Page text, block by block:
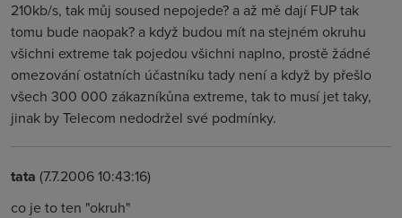
210kb/s, tak můj soused nepojede? a až mě dají FUP tak
tomu bude naopak? a když budou mít na stejném okruhu
všichni extreme tak pojedou všichni naplno, prostě žádné
omezování ostatních účastníku tady není a když by přešlo
všech 300 000 zákazníkůna extreme, tak to musí jet taky,
jinak by Telecom nedodržel své podmínky.
tata (7.7.2006 10:43:16)
co je to ten "okruh"